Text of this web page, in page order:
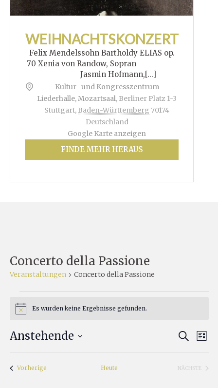
WEIHNACHTSKONZERT
Felix Mendelssohn Bartholdy ELIAS op.
70 Xenia von Randow, Sopran
Jasmin Hofmann,[...]
Kultur- und Kongresszentrum
Liederhalle, Mozartsaal, Berliner Platz 1-3
Stuttgart, Baden-Württemberg 70174
Deutschland
Google Karte anzeigen
FINDE MEHR HERAUS
Concerto della Passione
Veranstaltungen Concerto della Passione
Veranstaltungen
HinweisEs wurden keine Ergebnisse gefunden.
Suche
und
SUCHELISTE
Anstehende
Datum
wählen.
VorherigeVeranstaltungen Heute
NÄCHSTE